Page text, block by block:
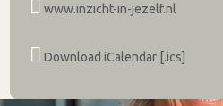
www.inzicht-in-jezelf.nl
Download iCalendar [.ics]